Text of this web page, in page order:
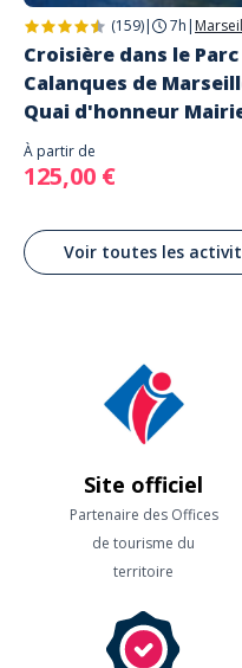
(159)| 7h |
Croisière dans le
Calanques de
Quai d'honneur
À partir de
125,00 €
Voir toutes les
Site officiel
Partenaire des Offices
de tourisme du
territoire